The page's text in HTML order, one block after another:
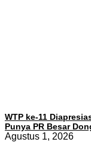
WTP ke-11
Punya PR Besar
Agustus 1, 2026